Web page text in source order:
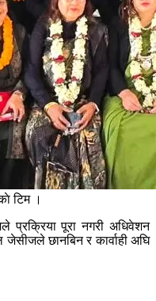
टिम ।
प्रक्रिया पूरा नगरी अधिवेशन
छानबिन र कार्वाही अघि